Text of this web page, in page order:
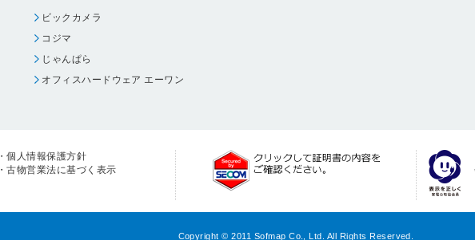
ビックカメラ
コジマ
じゃんぱら
オフィスハードウェア エーワン
・個人情報保護方針
・古物営業法に基づく表示
Copyright © 2011 Sofmap Co., Ltd. All Rights Reserved.